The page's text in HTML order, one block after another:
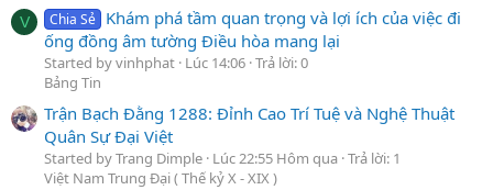
V Chia Sẻ Khám phá tầm quan trọng và lợi ích của việc đi
ống đồng âm tường Điều hòa mang lại
Started by vinhphat Lúc 14:06 Trả lời: 0
Bảng Tin
Trận Bạch Đằng 1288: Đỉnh Cao Trí Tuệ và Nghệ Thuật
Quân Sự Đại Việt
Started by Trang Dimple Lúc 22:55 Hôm qua Trả lời: 1
Việt Nam Trung Đại ( Thế kỷ X - XIX )